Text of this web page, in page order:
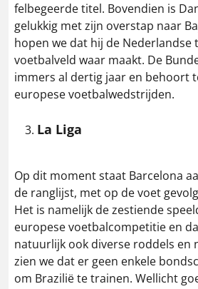
felbegeerde titel. Bovendien is
gelukkig met zijn overstap naar
hopen we dat hij de
voetbalveld waar maakt. De
immers al dertig jaar en behoort
europese voetbalwedstrijden.
La Liga
Op dit moment staat Barcelona
de ranglijst, met op de voet
Het is namelijk de zestiende
europese voetbalcompetitie en
natuurlijk ook diverse roddels en
zien we dat er geen enkele
om Brazilië te trainen. Wellicht